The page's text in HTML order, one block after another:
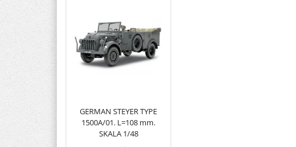
GERMAN STEYER TYPE
1500A/01. L=108 mm.
SKALA 1/48